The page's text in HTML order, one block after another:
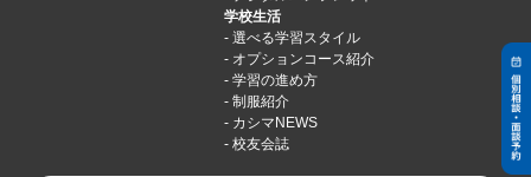
学校生活
選べる学習スタイル
オプションコース紹介
学習の進め方
制服紹介
カシマNEWS
校友会誌